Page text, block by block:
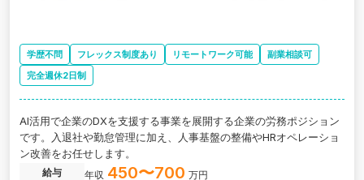
学歴不問 フレックス制度あり リモートワーク可能
副業相談可
完全週休2日制
AI活用で企業のDXを支援する事業を展開する企業の労務ポジション
です。入退社や勤怠管理に加え、人事基盤の整備やHRオペレーショ
ン改善をお任せします。
給与 年収 450〜700 万円